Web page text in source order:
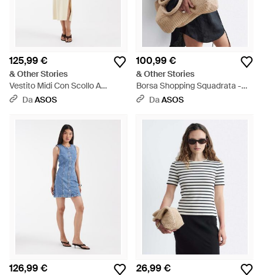
125,99 €
& Other Stories
Vestito Midi Con Scollo A
Sciarpa Color Crema - Neutro
DaASOS
100,99 €
& Other Stories
Borsa Shopping Squadrata -
Blu DaASOS
126,99 € 26,99 €